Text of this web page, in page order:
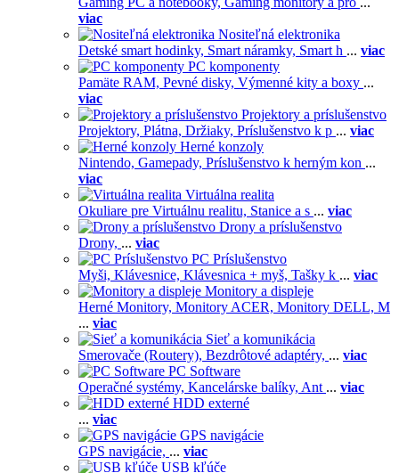
viac
Nositeľná elektronika
Detské smart hodinky, Smart náramky, Smart h ... viac
PC komponenty
Pamäte RAM, Pevné disky, Výmenné kity a boxy ...
viac
Projektory a príslušenstvo
Projektory, Plátna, Držiaky, Príslušenstvo k p ... viac
Herné konzoly
Nintendo, Gamepady, Príslušenstvo k herným kon ...
viac
Virtuálna realita
Okuliare pre Virtuálnu realitu, Stanice a s ... viac
Drony a príslušenstvo
Drony, ... viac
PC Príslušenstvo
Myši, Klávesnice, Klávesnica + myš, Tašky k ... viac
Monitory a displeje
Herné Monitory, Monitory ACER, Monitory DELL, M
... viac
Sieť a komunikácia
Smerovače (Routery), Bezdrôtové adaptéry, ... viac
PC Software
Operačné systémy, Kancelárske balíky, Ant ... viac
HDD externé
... viac
GPS navigácie
GPS navigácie, ... viac
USB kľúče